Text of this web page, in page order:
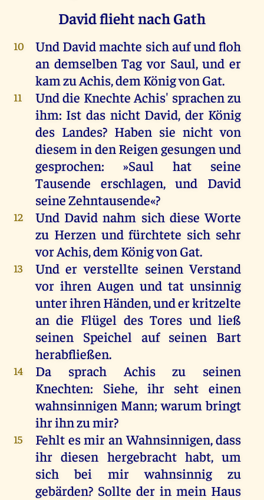
David flieht nach Gath
10 Und Davidmachte sichaufundfloh
an demselben Tag vor Saul,und er
kamzuAchis,dem KönigvonGat.
11 Unddie Knechte Achis' sprachenzu
ihm: Ist das nicht David, der König
des Landes? Haben sie nicht von
diesem indenReigengesungenund
gesprochen: »Saul hat
seine
Tausende
erschlagen,und
David
seineZehntausende«?
12 Und David nahm sich diese Worte
zu Herzen und fürchtete sich sehr
vorAchis,dem KönigvonGat.
13 Und er verstellte seinen Verstand
vor ihren Augen und tat unsinnig
unterihrenHänden,underkritzelte
an die Flügel des Tores und ließ
seinen Speichel auf seinen Bart
herabfließen.
14 Da sprach Achis zu
seinen
Knechten: Siehe, ihr seht einen
wahnsinnigen Mann;warum bringt
ihrihnzumir?
15 Fehlt esmir anWahnsinnigen, dass
ihr diesen hergebracht habt,um
sich
bei mir wahnsinnig
zu
gebärden? Sollte der in mein Haus